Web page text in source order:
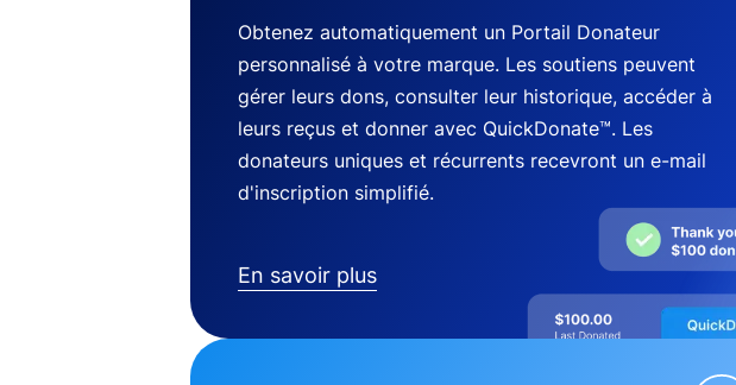
Obtenez automatiquement un Portail Donateur
personnalisé à votre marque. Les soutiens peuvent
gérer leurs dons, consulter leur historique, accéder à
leurs reçus et donner avec QuickDonate™. Les
donateurs uniques et récurrents recevront un e-mail
d'inscription simplifié.
En savoir plus